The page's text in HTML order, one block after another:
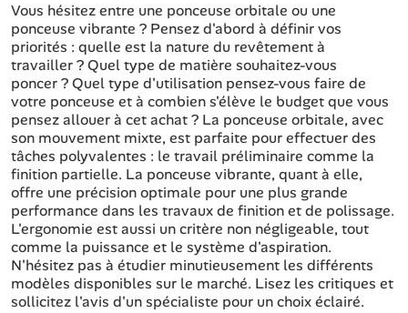
Vous hésitez entre une ponceuse orbitale ou une
ponceuse vibrante ? Pensez d'abord à définir vos
priorités : quelle est la nature du revêtement à
travailler ? Quel type de matière souhaitez-vous
poncer ? Quel type d'utilisation pensez-vous faire de
votre ponceuse et à combien s'élève le budget que vous
pensez allouer à cet achat ? La ponceuse orbitale, avec
son mouvement mixte, est parfaite pour effectuer des
tâches polyvalentes : le travail préliminaire comme la
finition partielle. La ponceuse vibrante, quant à elle,
offre une précision optimale pour une plus grande
performance dans les travaux de finition et de polissage.
L'ergonomie est aussi un critère non négligeable, tout
comme la puissance et le système d'aspiration.
N'hésitez pas à étudier minutieusement les différents
modèles disponibles sur le marché. Lisez les critiques et
sollicitez l'avis d'un spécialiste pour un choix éclairé.